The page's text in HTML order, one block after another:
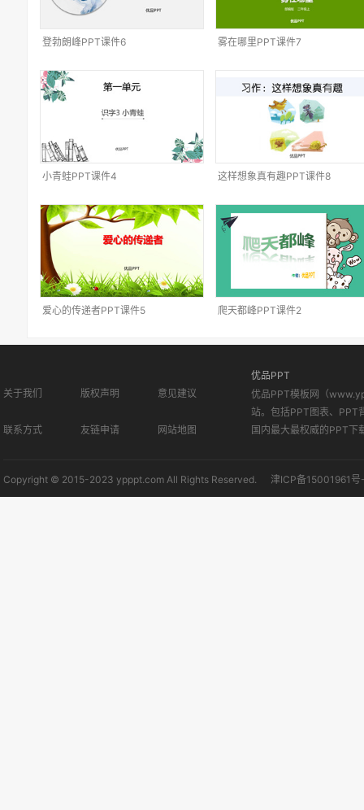
登勃朗峰PPT课件6 雾在哪里PPT课件7
小青蛙PPT课件4 这样想象真有趣PPT课件8
爱心的传递者PPT课件5 爬天都峰PPT课件2
关于我们 版权声明 意见建议
联系方式 友链申请 网站地图
优品PPT
优品PPT模板网（
站。包括PPT图表、PPT
国内最大最权威的PPT下
Copyright © 2015-2023 ypppt.com All Rights Reserved. 津ICP备15001961号